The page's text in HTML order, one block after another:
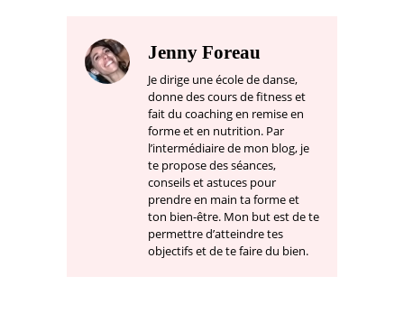
Jenny Foreau
Je dirige une école de danse,
donne des cours de fitness et
fait du coaching en remise en
forme et en nutrition. Par
l’intermédiaire de mon blog, je
te propose des séances,
conseils et astuces pour
prendre en main ta forme et
ton bien-être. Mon but est de te
permettre d’atteindre tes
objectifs et de te faire du bien.